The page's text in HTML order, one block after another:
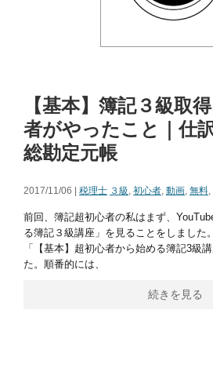
【基本】簿記３級取
者がやったこと｜仕
総勘定元帳
2017/11/06 | 税理士 ３級, 初心者, 動画, 無料,
前回、簿記超初心者の私はまず、
る簿記３級講座」を見ることをしました
「【基本】超初心者から始める簿記3級
た。順番的には、
続きを見る